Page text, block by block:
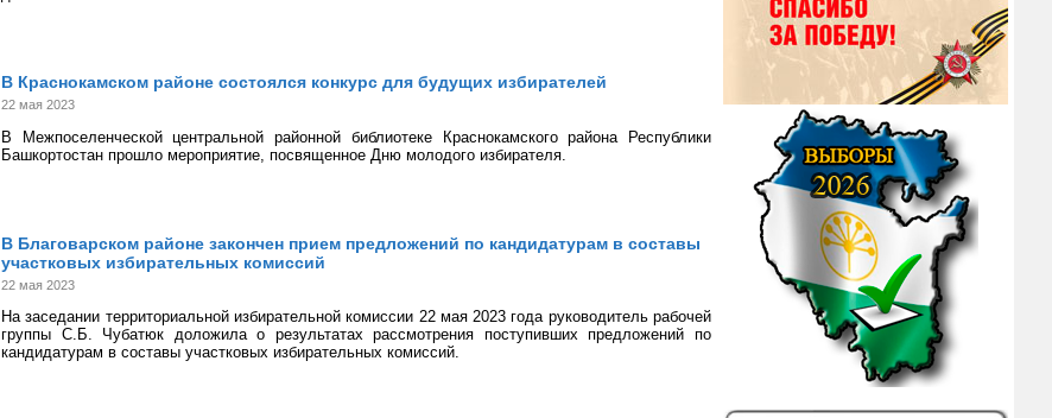
В Краснокамском районе состоялся конкурс для будущих избирателей
22 мая 2023
В Межпоселенческой центральной районной библиотеке Краснокамского района Республики
Башкортостан прошло мероприятие, посвященное Дню молодого избирателя.
В Благоварском районе закончен прием предложений по кандидатурам в составы
участковых избирательных комиссий
22 мая 2023
На заседании территориальной избирательной комиссии 22 мая 2023 года руководитель рабочей
группы С.Б. Чубатюк доложила о результатах рассмотрения поступивших предложений по
кандидатурам в составы участковых избирательных комиссий.